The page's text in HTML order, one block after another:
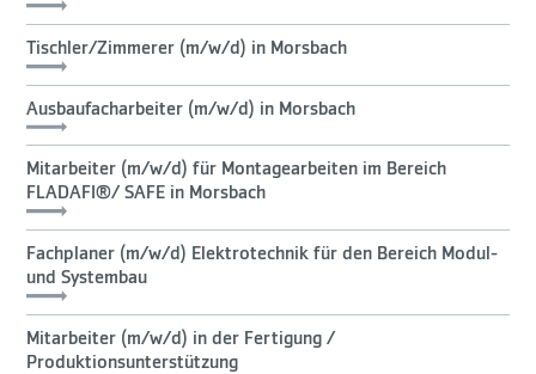
Tischler/Zimmerer (m/w/d) in Morsbach
Ausbaufacharbeiter (m/w/d) in Morsbach
Mitarbeiter (m/w/d) für Montagearbeiten im Bereich
FLADAFI®/ SAFE in Morsbach
Fachplaner (m/w/d) Elektrotechnik für den Bereich Modul-
und Systembau
Mitarbeiter (m/w/d) in der Fertigung /
Produktionsunterstützung